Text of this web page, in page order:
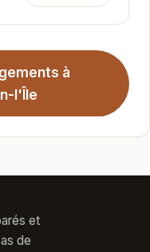
à
l'Île
et
de